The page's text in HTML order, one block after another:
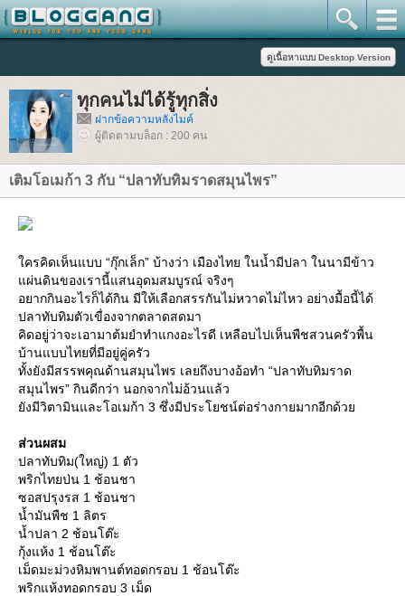
ทุกคนไม่ได้รู้ทุกสิ่ง
ฝากข้อความหลังไมค์
ผู้ติดตามบล็อก : 200 คน
เติมโอเมก้า 3 กับ “ปลาทับทิมราดสมุนไพร”
ครคิดเห็นแบบ “กุ๊กเล็ก” บ้างว่า เมืองไทย ในน้ำมีปลา ในนามีข้าว
ผ่นดินของเรานี้แสนอุดมสมบูรณ์ จริงๆ
อยากกินอะไรก็ได้กิน มีให้เลือกสรรกันไม่หวาดไม่ไหว อย่างมื้อนี้ได้
ปลาทับทิมตัวเขื่องจากตลาดสดมา
คิดอยู่ว่าจะเอามาต้มยำทำแกงอะไรดี เหลือบไปเห็นพืชสวนครัวพื้น
บ้านแบบไทยที่มีอยู่คู่ครัว
ทั้งยังมีสรรพคุณด้านสมุนไพร เลยถึงบางอ้อทำ “ปลาทับทิมราด
สมุนไพร” กินดีกว่า นอกจากไม่อ้วนแล้ว
ังมีวิตามินและโอเมก้า 3 ซึ่งมีประโยชน์ต่อร่างกายมากอีกด้ว
ส่วนผสม
ปลาทับทิม(ใหญ่) 1 ตัว
พริกไทยป่น 1 ช้อนชา
ซอสปรุงรส 1 ช้อนชา
น้ำมันพืช 1 ลิตร
น้ำปลา 2 ช้อนโต๊ะ
กุ้งแห้ง 1 ช้อนโต๊ะ
เม็ดมะม่วงหิมพานต์ทอดกรอบ 1 ช้อนโต๊ะ
พริกแห้งทอดกรอบ 3 เม็ด